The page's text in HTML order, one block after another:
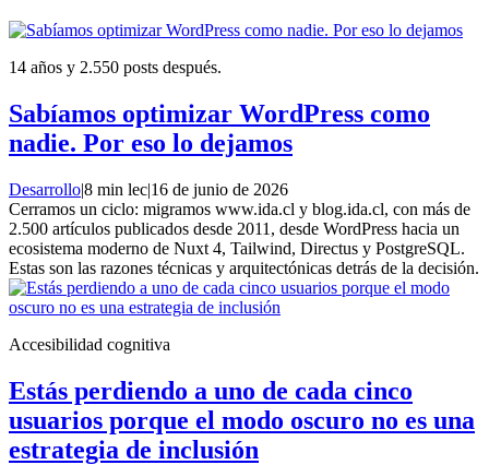
14 años y 2.550 posts después.
Sabíamos optimizar WordPress como
nadie. Por eso lo dejamos
Desarrollo|8 min lec|16 de junio de 2026
Cerramos un ciclo: migramos www.ida.cl y blog.ida.cl, con más de
2.500 artículos publicados desde 2011, desde WordPress hacia un
ecosistema moderno de Nuxt 4, Tailwind, Directus y PostgreSQL.
Estas son las razones técnicas y arquitectónicas detrás de la decisión.
Accesibilidad cognitiva
Estás perdiendo a uno de cada cinco
usuarios porque el modo oscuro no es una
estrategia de inclusión